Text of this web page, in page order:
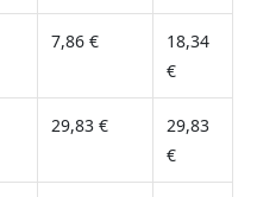
7,86 €
18,34
€
29,83 €
29,83
€